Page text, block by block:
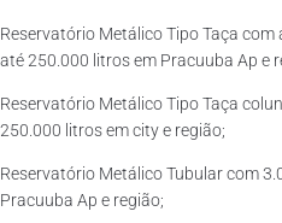
Reservatório Metálico Tipo Taça
até 250.000 litros em Pracuuba Ap e
Reservatório Metálico Tipo Taça
250.000 litros em city e região;
Reservatório Metálico Tubular com
Pracuuba Ap e região;